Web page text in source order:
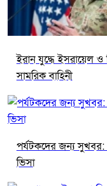
ইরান যুদ্ধে ইসরায়েল ও
সামরিক বাহিনী
পর্যটকদের জন্য সুখবর:
ভিসা